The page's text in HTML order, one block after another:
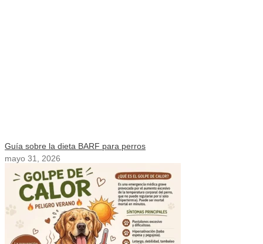
Guía sobre la dieta BARF para perros
mayo 31, 2026